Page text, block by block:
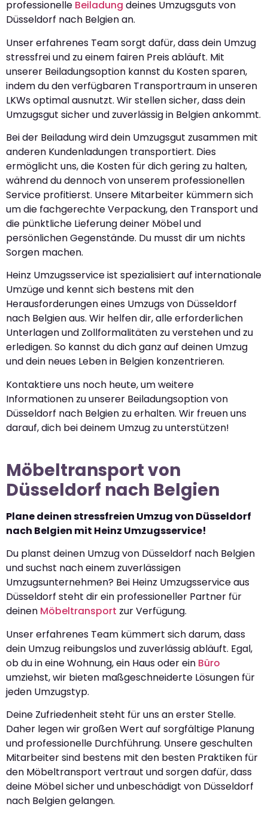
professionelle Beiladung deines Umzugsguts von
Düsseldorf nach Belgien an.
Unser erfahrenes Team sorgt dafür, dass dein Umzug
stressfrei und zu einem fairen Preis abläuft. Mit
unserer Beiladungsoption kannst du Kosten sparen,
indem du den verfügbaren Transportraum in unseren
LKWs optimal ausnutzt. Wir stellen sicher, dass dein
Umzugsgut sicher und zuverlässig in Belgien ankommt.
Bei der Beiladung wird dein Umzugsgut zusammen mit
anderen Kundenladungen transportiert. Dies
ermöglicht uns, die Kosten für dich gering zu halten,
während du dennoch von unserem professionellen
Service profitierst. Unsere Mitarbeiter kümmern sich
um die fachgerechte Verpackung, den Transport und
die pünktliche Lieferung deiner Möbel und
persönlichen Gegenstände. Du musst dir um nichts
Sorgen machen.
Heinz Umzugsservice ist spezialisiert auf internationale
Umzüge und kennt sich bestens mit den
Herausforderungen eines Umzugs von Düsseldorf
nach Belgien aus. Wir helfen dir, alle erforderlichen
Unterlagen und Zollformalitäten zu verstehen und zu
erledigen. So kannst du dich ganz auf deinen Umzug
und dein neues Leben in Belgien konzentrieren.
Kontaktiere uns noch heute, um weitere
Informationen zu unserer Beiladungsoption von
Düsseldorf nach Belgien zu erhalten. Wir freuen uns
darauf, dich bei deinem Umzug zu unterstützen!
Möbeltransport von
Düsseldorf nach Belgien
Plane deinen stressfreien Umzug von Düsseldorf
nach Belgien mit Heinz Umzugsservice!
Du planst deinen Umzug von Düsseldorf nach Belgien
und suchst nach einem zuverlässigen
Umzugsunternehmen? Bei Heinz Umzugsservice aus
Düsseldorf steht dir ein professioneller Partner für
deinen Möbeltransport zur Verfügung.
Unser erfahrenes Team kümmert sich darum, dass
dein Umzug reibungslos und zuverlässig abläuft. Egal,
ob du in eine Wohnung, ein Haus oder ein Büro
umziehst, wir bieten maßgeschneiderte Lösungen für
jeden Umzugstyp.
Deine Zufriedenheit steht für uns an erster Stelle.
Daher legen wir großen Wert auf sorgfältige Planung
und professionelle Durchführung. Unsere geschulten
Mitarbeiter sind bestens mit den besten Praktiken für
den Möbeltransport vertraut und sorgen dafür, dass
deine Möbel sicher und unbeschädigt von Düsseldorf
nach Belgien gelangen.